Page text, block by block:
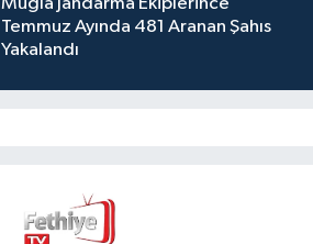
Temmuz Ayında 481 Aranan Şahıs
Yakalandı